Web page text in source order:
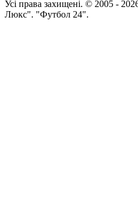
Усi права захищенi. © 2005 -
Люкс". "Футбол 24".